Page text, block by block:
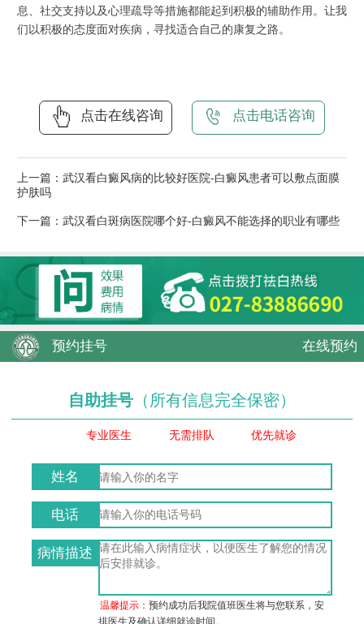
息、社交支持以及心理疏导等措施都能起到积极的辅助作用。让我
们以积极的态度面对疾病，寻找适合自己的康复之路。
点击在线咨询 点击电话咨询
上一篇： 武汉看白癜风病的比较好医院-白癜风患者可以敷点面膜
护肤吗
下一篇： 武汉看白斑病医院哪个好-白癜风不能选择的职业有哪些
预约挂号 在线预约
自助挂号 （所有信息完全保密）
专业医生 无需排队 优先就诊
姓名
电话
病情描述
温馨提示：预约成功后我院值班医生将与您联系，安
排医生及确认详细就诊时间。